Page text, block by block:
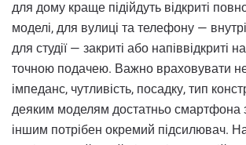
для дому краще підійдуть відкриті
моделі, для вулиці та телефону —
для студії — закриті або напіввідкриті
точною подачею. Важно враховувати
імпеданс, чутливість, посадку, тип
деяким моделям достатньо смартфона
іншим потрібен окремий підсилювач.